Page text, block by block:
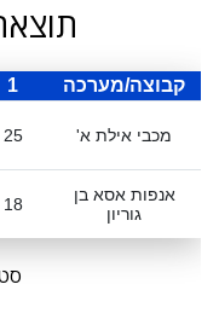
קבוצה/מערכה 1
מכבי אילת א' 25
אנפות אסא בן
גוריון
18